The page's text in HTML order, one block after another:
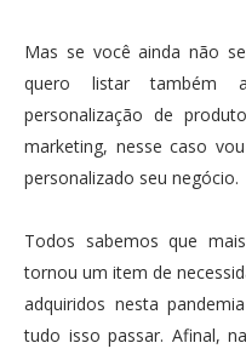
Mas se você ainda não
quero listar também
personalização de
marketing, nesse caso
personalizado seu negócio.
Todos sabemos que
tornou um item de
adquiridos nesta
tudo isso passar. Afinal,